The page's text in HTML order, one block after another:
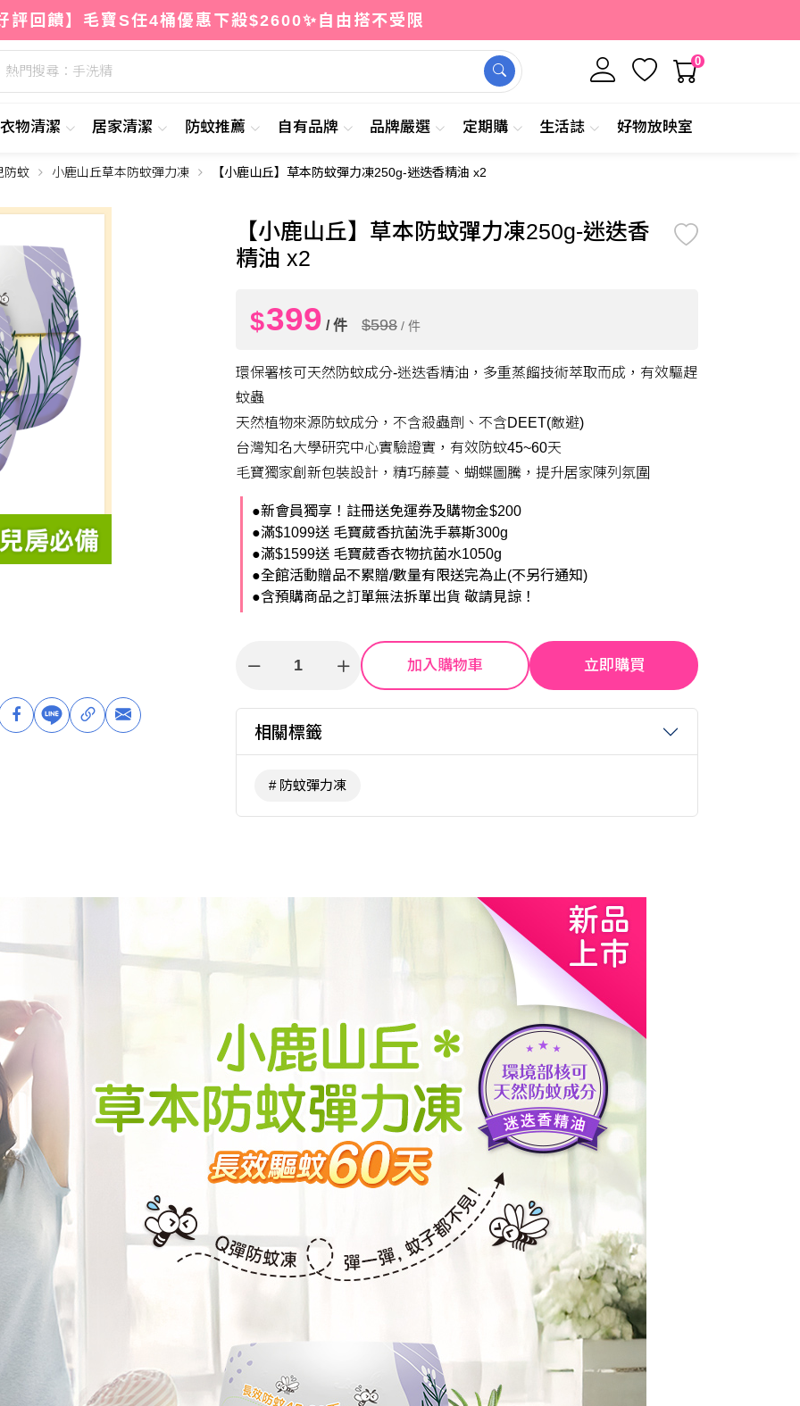
評回饋】毛寶S任4桶優惠下殺$2600✨自由搭不受限
熱門搜尋：手洗精
0
衣物清潔 居家清潔 防蚊推薦 自有品牌 品牌嚴選 定期購 生活誌 好物放映室
$399
防蚊 小鹿山丘草本防蚊彈力凍 【小鹿山丘】草本防蚊彈力凍250g-迷迭香精油 x2
【小鹿山丘】草本防蚊彈力凍250g-迷迭香
精油 x2
$399 / 件 $598 / 件
環保署核可天然防蚊成分-迷迭香精油，多重蒸餾技術萃取而成，有效驅趕
蚊蟲
天然植物來源防蚊成分，不含殺蟲劑、不含DEET(敵避)
台灣知名大學研究中心實驗證實，有效防蚊45~60天
毛寶獨家創新包裝設計，精巧藤蔓、蝴蝶圖騰，提升居家陳列氛圍
●新會員獨享！註冊送免運券及購物金$200
●滿$1099送 毛寶葳香抗菌洗手慕斯300g
●滿$1599送 毛寶葳香衣物抗菌水1050g
●全館活動贈品不累贈/數量有限送完為止(不另行通知)
●含預購商品之訂單無法拆單出貨 敬請見諒！
加入購物車 立即購買
相關標籤
防蚊彈力凍